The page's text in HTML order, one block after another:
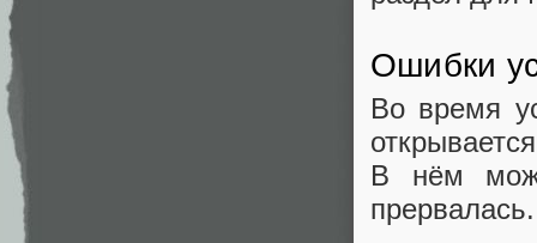
Ошибки
Во время
В нём
прервалась.